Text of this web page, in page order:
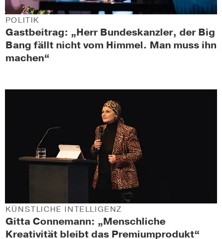
Gastbeitrag: „Herr Bundeskanzler, der Big
Bang fällt nicht vom Himmel. Man muss ihn
machen“
POLITIK
Gitta Connemann: „Menschliche
Kreativität bleibt das Premiumprodukt“
KÜNSTLICHE INTELLIGENZ